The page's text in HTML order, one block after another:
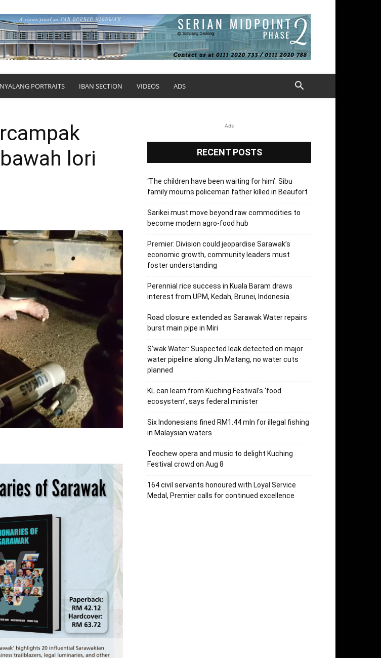
PORTRAITS IBAN SECTION VIDEOS ADS
lori
Ads
RECENT POSTS
‘The children have been waiting for him’: Sibu
family mourns policeman father killed in Beaufort
Sarikei must move beyond raw commodities to
become modern agro-food hub
Premier: Division could jeopardise Sarawak’s
economic growth, community leaders must
foster understanding
Perennial rice success in Kuala Baram draws
interest from UPM, Kedah, Brunei, Indonesia
Road closure extended as Sarawak Water repairs
burst main pipe in Miri
S’wak Water: Suspected leak detected on major
water pipeline along Jln Matang, no water cuts
planned
KL can learn from Kuching Festival’s ‘food
ecosystem’, says federal minister
Six Indonesians fined RM1.44 mln for illegal fishing
in Malaysian waters
Teochew opera and music to delight Kuching
Festival crowd on Aug 8
164 civil servants honoured with Loyal Service
Medal, Premier calls for continued excellence